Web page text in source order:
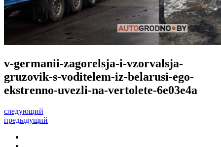
v-germanii-zagorelsja-i-vzorvalsja-
gruzovik-s-voditelem-iz-belarusi-ego-
ekstrenno-uvezli-na-vertolete-6e03e4a
следующий
предыдущий